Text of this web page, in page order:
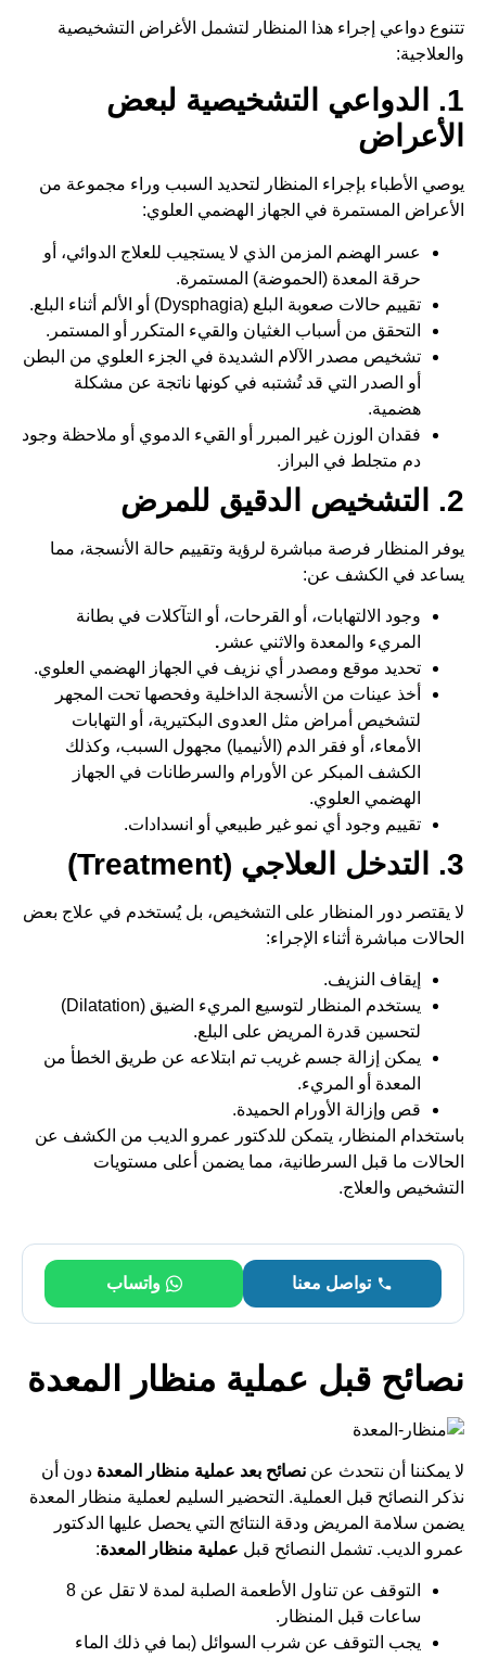
تتنوع دواعي إجراء هذا المنظار لتشمل الأغراض التشخيصية
والعلاجية:
1. الدواعي التشخيصية لبعض
الأعراض
يوصي الأطباء بإجراء المنظار لتحديد السبب وراء مجموعة من
الأعراض المستمرة في الجهاز الهضمي العلوي:
عسر الهضم المزمن الذي لا يستجيب للعلاج الدوائي، أو
حرقة المعدة (الحموضة) المستمرة.
تقييم حالات صعوبة البلع (Dysphagia) أو الألم أثناء البلع.
التحقق من أسباب الغثيان والقيء المتكرر أو المستمر.
تشخيص مصدر الآلام الشديدة في الجزء العلوي من البطن
أو الصدر التي قد تُشتبه في كونها ناتجة عن مشكلة
هضمية.
فقدان الوزن غير المبرر أو القيء الدموي أو ملاحظة وجود
دم متجلط في البراز.
2. التشخيص الدقيق للمرض
يوفر المنظار فرصة مباشرة لرؤية وتقييم حالة الأنسجة، مما
يساعد في الكشف عن:
وجود الالتهابات، أو القرحات، أو التآكلات في بطانة
المريء والمعدة والاثني عشر .
تحديد موقع ومصدر أي نزيف في الجهاز الهضمي العلوي.
أخذ عينات من الأنسجة الداخلية وفحصها تحت المجهر
لتشخيص أمراض مثل العدوى البكتيرية، أو التهابات
الأمعاء، أو فقر الدم (الأنيميا) مجهول السبب، وكذلك
الكشف المبكر عن الأورام والسرطانات في الجهاز
الهضمي العلوي.
تقييم وجود أي نمو غير طبيعي أو انسدادات.
3. التدخل العلاجي (Treatment)
لا يقتصر دور المنظار على التشخيص، بل يُستخدم في علاج بعض
الحالات مباشرة أثناء الإجراء:
إيقاف النزيف.
يستخدم المنظار لتوسيع المريء الضيق (Dilatation)
لتحسين قدرة المريض على البلع.
يمكن إزالة جسم غريب تم ابتلاعه عن طريق الخطأ من
المعدة أو المريء.
قص وإزالة الأورام الحميدة.
باستخدام المنظار، يتمكن للدكتور عمرو الديب من الكشف عن
الحالات ما قبل السرطانية، مما يضمن أعلى مستويات
التشخيص والعلاج.
واتساب تواصل معنا
نصائح قبل عملية منظار المعدة
لا يمكننا أن نتحدث عن نصائح بعد عملية منظار المعدة دون أن
نذكر النصائح قبل العملية. التحضير السليم لعملية منظار المعدة
يضمن سلامة المريض ودقة النتائج التي يحصل عليها الدكتور
عمرو الديب. تشمل النصائح قبل عملية منظار المعدة:
التوقف عن تناول الأطعمة الصلبة لمدة لا تقل عن 8
ساعات قبل المنظار.
يجب التوقف عن شرب السوائل (بما في ذلك الماء